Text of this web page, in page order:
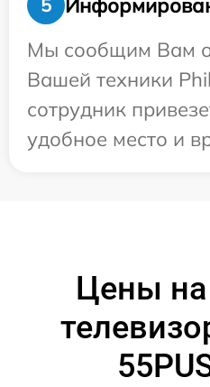
5
Мы сообщим Вам о
Вашей техники
сотрудник
удобное место и
Цены